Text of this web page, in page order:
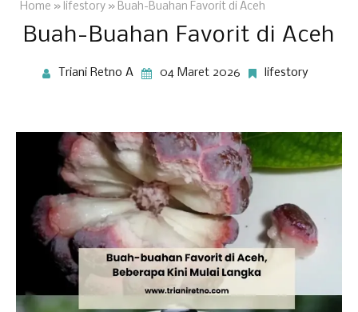
Home » lifestory » Buah-Buahan Favorit di Aceh
Buah-Buahan Favorit di Aceh
Triani Retno A 04 Maret 2026 lifestory